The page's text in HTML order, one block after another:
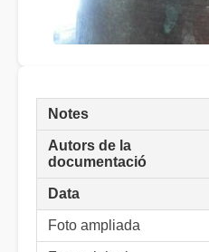
Notes
Autors de la
documentació
Data
Foto ampliada